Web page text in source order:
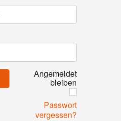
Angemeldet
bleiben
Passwort
vergessen?